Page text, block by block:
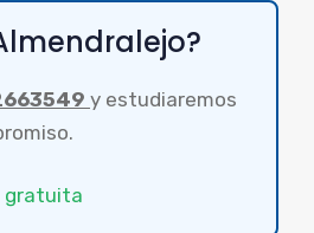
y estudiaremos
gratuita